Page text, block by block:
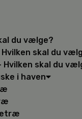
du vælge?
skal du
skal du
i haven